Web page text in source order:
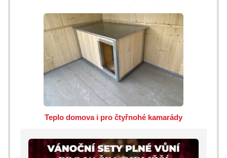
Teplo domova i pro čtyřnohé kamarády